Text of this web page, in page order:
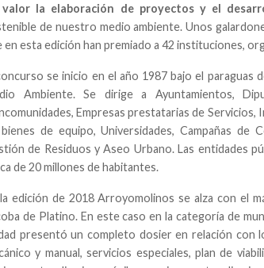
valor la elaboración de proyectos y el
de nuestro medio ambiente. Unos
en esta edición han premiado a 42 instituciones,
se inicio en el año 1987 bajo el
Ambiente. Se dirige a Ayuntamientos,
Empresas prestatarias de
de equipo, Universidades, Campañas de
de Residuos y Aseo Urbano. Las entidades
de 20 millones de habitantes.
edición de 2018 Arroyomolinos se alza con el
de Platino. En este caso en la categoría de
presentó un completo dosier en relación con
y manual, servicios especiales, plan de